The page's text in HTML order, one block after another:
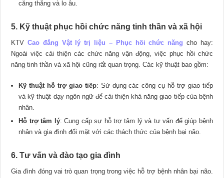
căng thẳng và lo âu.
5. Kỹ thuật phục hồi chức năng tinh thần và xã hội
KTVCao đẳng Vật lý trị liệu – Phục hồi chức năng cho hay:
Ngoài việc cải thiện các chức năng vận động, việc phục hồi chức
năng tinh thần và xã hội cũng rất quan trọng. Các kỹ thuật bao gồm:
Kỹ thuật hỗ trợ giao tiếp: Sử dụng các công cụ hỗ trợ giao tiếp
và kỹ thuật dạy ngôn ngữ để cải thiện khả năng giao tiếp của bệnh
nhân.
Hỗ trợ tâm lý: Cung cấp sự hỗ trợ tâm lý và tư vấn để giúp bệnh
nhân và gia đình đối mặt với các thách thức của bệnh bại não.
6. Tư vấn và đào tạo gia đình
Gia đình đóng vai trò quan trọng trong việc hỗ trợ bệnh nhân bại não.